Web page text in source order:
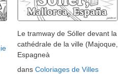
Le tramway de Sóller devant la
cathédrale de la ville (Majoque,
Espagneà
dans Coloriages de Villes